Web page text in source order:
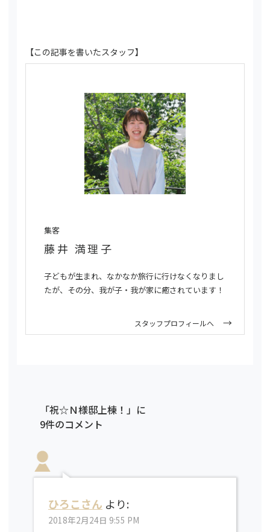
【この記事を書いたスタッフ】
集客
藤井 満理子
子どもが生まれ、なかなか旅行に行けなくなりまし
たが、その分、我が子・我が家に癒されています！
スタッフプロフィールへ
「祝☆Ｎ様邸上棟！」に
9件のコメント
ひろこさん より:
2018年2月24日 9:55 PM